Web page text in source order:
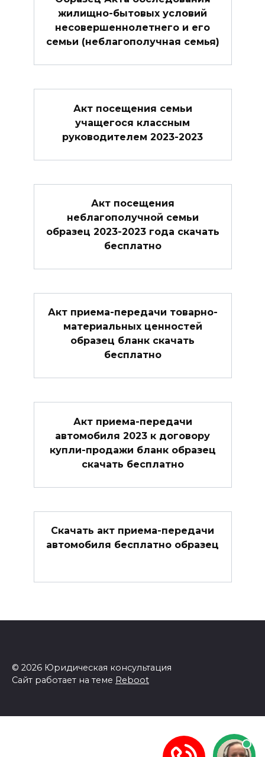
жилищно-бытовых условий
несовершеннолетнего и его
семьи (неблагополучная семья)
Акт посещения семьи
учащегося классным
руководителем 2023-2023
Акт посещения
неблагополучной семьи
образец 2023-2023 года скачать
бесплатно
Акт приема-передачи товарно-
материальных ценностей
образец бланк скачать
бесплатно
Акт приема-передачи
автомобиля 2023 к договору
купли-продажи бланк образец
скачать бесплатно
Скачать акт приема-передачи
автомобиля бесплатно образец
© 2026 Юридическая консультация
Сайт работает на теме Reboot